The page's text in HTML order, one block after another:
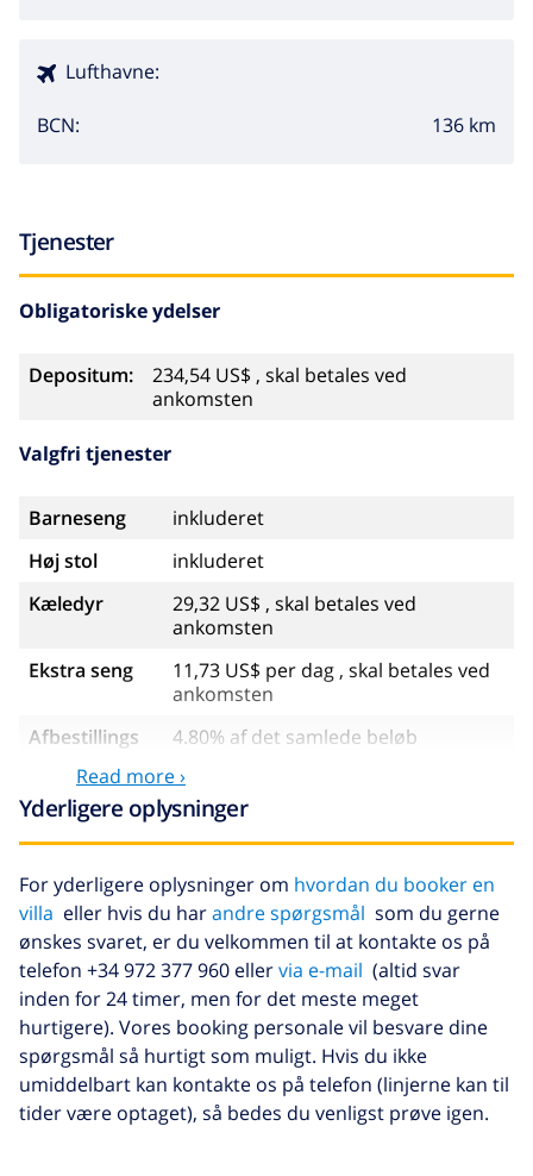
Lufthavne:
BCN: 136 km
Tjenester
Obligatoriske ydelser
Depositum:
234,54 US$ , skal betales ved
ankomsten
Valgfri tjenester
Barneseng
inkluderet
Høj stol
inkluderet
Kæledyr
29,32 US$ , skal betales ved
ankomsten
Ekstra seng
11,73 US$ per dag , skal betales ved
ankomsten
Afbestillings
4.80% af det samlede beløb
Read more ›
Yderligere oplysninger
For yderligere oplysninger om hvordan du booker en
villa eller hvis du harandre spørgsmål som du gerne
ønskes svaret, er du velkommen til at kontakte os på
telefon +34 972 377 960 ellervia e-mail (altid svar
inden for 24 timer, men for det meste meget
hurtigere). Vores booking personale vil besvare dine
spørgsmål så hurtigt som muligt. Hvis du ikke
umiddelbart kan kontakte os på telefon (linjerne kan til
tider være optaget), så bedes du venligst prøve igen.